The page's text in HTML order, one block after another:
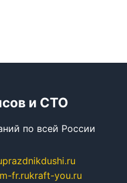
и СТО
по всей России
prazdnikdushi.ru
fr.rukraft-you.ru